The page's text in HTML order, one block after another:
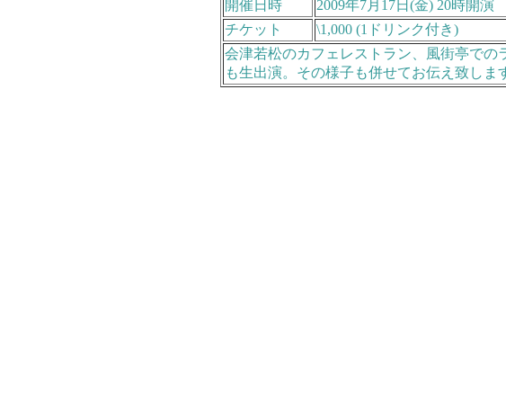
開催日時 2009年7月17日(金) 20時開演
チケット
\1,000 (1ドリンク付き)
会津若松のカフェレストラン、風街亭で
も生出演。その様子も併せてお伝え致しま